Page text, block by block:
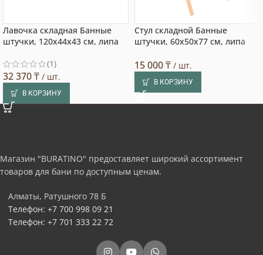
Лавочка складная Банные
штучки, 120x44x43 см, липа
(1)
32 370₸ / шт.
В КОРЗИНУ
Стул складной Банные
штучки, 60x50x77 см, липа
15 000₸ / шт.
В КОРЗИНУ
Магазин "BURATINO" предоставляет широкий ассортимент
товаров для бани по доступным ценам.
Алматы, Ратушного 78 Б
Телефон: +7 700 998 09 21
Телефон: +7 701 333 22 72